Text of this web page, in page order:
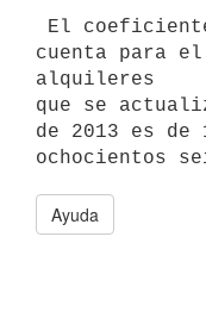
cuenta para
alquileres
que se
de 2013 es de
Ayuda